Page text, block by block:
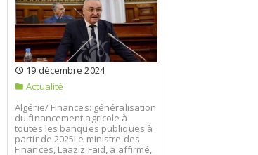
19 décembre 2024
Actualité
Algérie/ Finances: généralisation
du financement agricole à
toutes les banques publiques à
partir de 2025Le ministre des
Finances, Laaziz Faid, a affirmé,